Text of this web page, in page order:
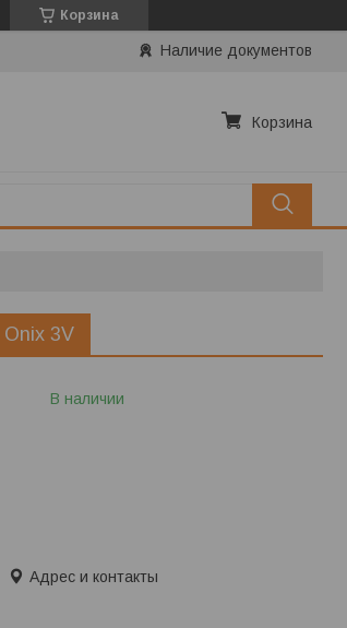
Корзина
Наличие документов
Корзина
Onix 3V
В наличии
Адрес и контакты